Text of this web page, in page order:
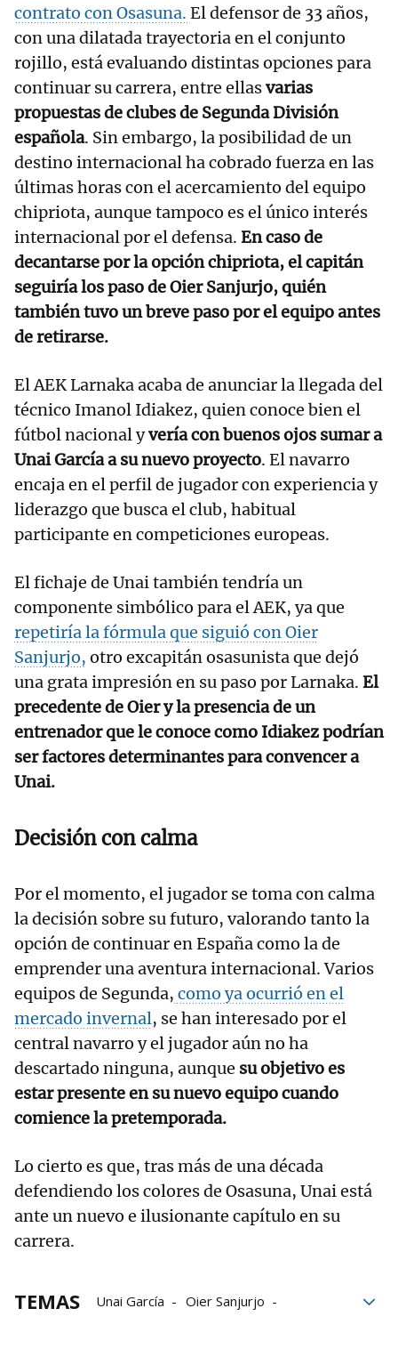
contrato con Osasuna. El defensor de 33 años,
con una dilatada trayectoria en el conjunto
rojillo, está evaluando distintas opciones para
continuar su carrera, entre ellasvarias
propuestas de clubes de Segunda División
española. Sin embargo, la posibilidad de un
destino internacional ha cobrado fuerza en las
últimas horas con el acercamiento del equipo
chipriota, aunque tampoco es el único interés
internacional por el defensa. En caso de
decantarse por la opción chipriota, el capitán
seguiría los paso de Oier Sanjurjo, quién
también tuvo un breve paso por el equipo antes
de retirarse.
El AEK Larnaka acaba de anunciar la llegada del
técnico Imanol Idiakez, quien conoce bien el
fútbol nacional yvería con buenos ojos sumar a
Unai García a su nuevo proyecto. El navarro
encaja en el perfil de jugador con experiencia y
liderazgo que busca el club, habitual
participante en competiciones europeas.
El fichaje de Unai también tendría un
componente simbólico para el AEK, ya que
repetiría la fórmula que siguió con Oier
Sanjurjo, otro excapitán osasunista que dejó
una grata impresión en su paso por Larnaka. El
precedente de Oier y la presencia de un
entrenador que le conoce como Idiakez podrían
ser factores determinantes para convencer a
Unai.
Decisión con calma
Por el momento, el jugador se toma con calma
la decisión sobre su futuro, valorando tanto la
opción de continuar en España como la de
emprender una aventura internacional. Varios
equipos de Segunda, como ya ocurrió en el
mercado invernal, se han interesado por el
central navarro y el jugador aún no ha
descartado ninguna, aunque su objetivo es
estar presente en su nuevo equipo cuando
comience la pretemporada.
Lo cierto es que, tras más de una década
defendiendo los colores de Osasuna, Unai está
ante un nuevo e ilusionante capítulo en su
carrera.
TEMAS Unai García
Oier Sanjurjo